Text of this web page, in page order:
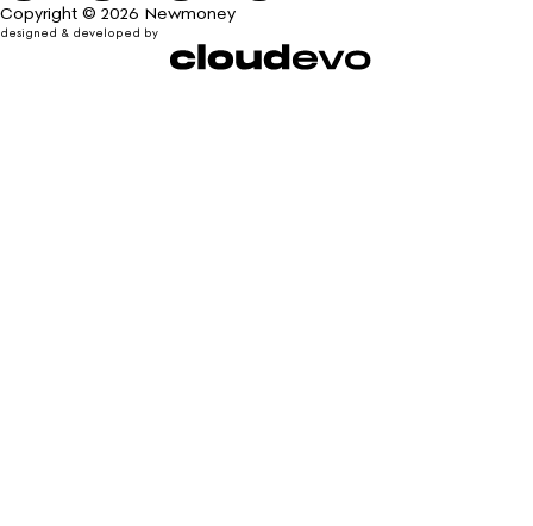
Copyright © 2026 Newmoney
designed & developed by